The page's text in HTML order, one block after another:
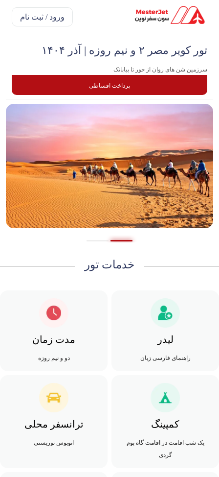
ورود / ثبت نام
تور کویر مصر ۲ و نیم روزه | آ‌ذر ۱۴۰۴
سرزمین شن های روان از خور تا بیابانک
پرداخت اقساطی
خدمات تور
لیدر
راهنمای فارسی زبان
مدت زمان
دو و نیم روزه
کمپینگ
یک شب اقامت در اقامت گاه بوم
گردی
ترانسفر محلی
اتوبوس توریستی